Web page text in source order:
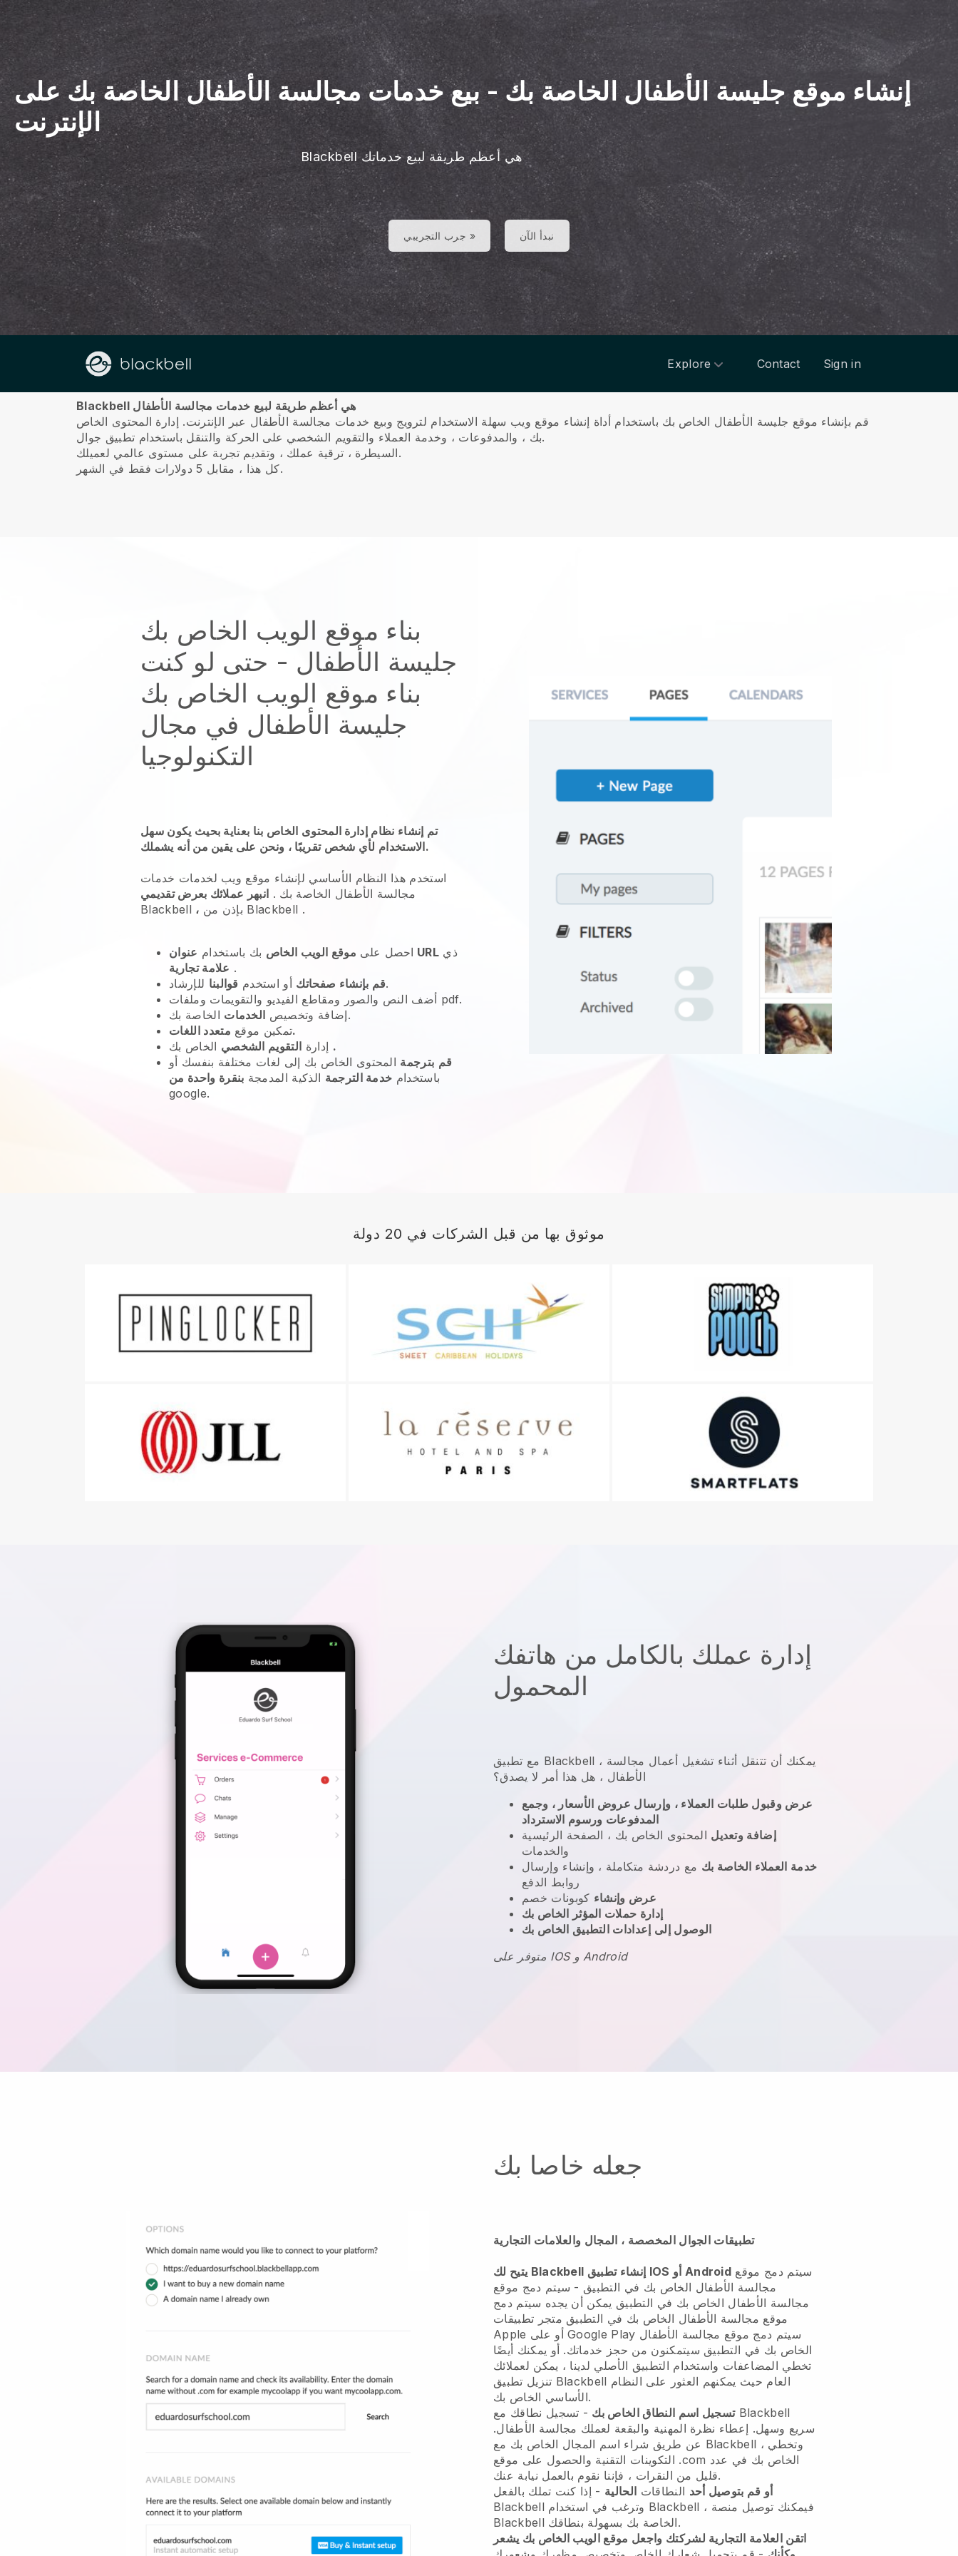
إنشاء موقع جليسة الأطفال الخاصة بك-بيع خدمات مجالسة الأطفال الخاصة بك على
الإنترنت
Blackbell هي أعظم طريقة لبيع خدماتك
جرب التجريبي » نبدأ الآن
Explore Contact Sign in
معلومات عنا
Blackbell هي أعظم طريقة لبيع خدمات مجالسة الأطفال
قم بإنشاء موقع جليسة الأطفال الخاص بك باستخدام أداة إنشاء موقع ويب سهلة الاستخدام لترويج وبيع خدمات مجالسة الأطفال عبر الإنترنت. إدارة المحتوى الخاص
بك ، والمدفوعات ، وخدمة العملاء والتقويم الشخصي على الحركة والتنقل باستخدام تطبيق جوال.
السيطرة ، ترقية عملك ، وتقديم تجربة على مستوى عالمي لعميلك.
كل هذا ، مقابل 5 دولارات فقط في الشهر.
بناء موقع الويب الخاص بك
جليسة الأطفال - حتى لو كنت
بناء موقع الويب الخاص بك
جليسة الأطفال في مجال
التكنولوجيا
تم إنشاء نظام إدارة المحتوى الخاص بنا بعناية بحيث يكون سهل
الاستخدام لأي شخص تقريبًا ، ونحن على يقين من أنه يشملك.
استخدم هذا النظام الأساسي لإنشاء موقع ويب لخدمات خدمات
مجالسة الأطفال الخاصة بك . انبهر عملائك بعرض تقديمي
Blackbell ، Blackbell .
احصل على موقع الويب الخاص بك باستخدام عنوان URL ذي
علامة تجارية .
قم بإنشاء صفحاتك أو استخدم قوالبنا
للإرشاد.
أضف النص والصور ومقاطع الفيديو والتقويمات وملفات pdf.
إضافة وتخصيص الخدمات
الخاصة بك.
تمكين موقعمتعدد اللغات.
إدارة التقويم الشخصي
.
قم بترجمة المحتوى الخاص بك إلى لغات مختلفة بنفسك أو
باستخدام خدمة الترجمة الذكية المدمجة بنقرة واحدة من
google.
موثوق بها من قبل الشركات في 20 دولة
إدارة عملك بالكامل من هاتفك
المحمول
Blackbell ، يمكنك أن تتنقل أثناء تشغيل أعمال مجالسة
الأطفال ، هل هذا أمر لا يصدق؟
عرض وقبول طلبات العملاء ، وإرسال عروض الأسعار ، وجمع
المدفوعات ورسوم الاسترداد
إضافة وتعديل المحتوى الخاص بك ، الصفحة الرئيسية
والخدمات
خدمة العملاء الخاصة بك مع دردشة متكاملة ، وإنشاء وإرسال
روابط الدفع
عرض وإنشاء كوبونات خصم
إدارة حملات المؤثر الخاص بك
الوصول إلى إعدادات التطبيق الخاص بك
متوفر على IOS و Android
جعله خاصا بك
تطبيقات الجوال المخصصة ، المجال والعلامات التجارية
يتيح لك Blackbell إنشاء تطبيق IOS أو Android سيتم دمج موقع
مجالسة الأطفال الخاص بك في التطبيق - سيتم دمج موقع
مجالسة الأطفال الخاص بك في التطبيق يمكن أن يجده سيتم دمج
موقع مجالسة الأطفال الخاص بك في التطبيق متجر تطبيقات
Apple أو على Google Play سيتم دمج موقع مجالسة الأطفال
الخاص بك في التطبيق سيتمكنون من حجز خدماتك. أو يمكنك أيضًا
تخطي المضاعفات واستخدام التطبيق الأصلي لدينا ، يمكن لعملائك
Blackbell
الأساسي الخاص بك.
تسجيل اسم النطاق الخاص بك- تسجيل نطاقك مع Blackbell
سريع وسهل. إعطاء نظرة المهنية والبقعة لعملك مجالسة الأطفال.
Blackbell ، وتخطي
التكوينات التقنية والحصول على موقع .com الخاص بك في عدد
قليل من النقرات ، فإننا نقوم بالعمل نيابة عنك.
أو قم بتوصيل أحد النطاقات الحالية - إذا كنت تملك بالفعل
Blackbell
Blackbell
، فيمكنك توصيل منصة
Blackbell
الخاصة بك بسهولة بنطاقك.
اتقن العلامة التجارية لشركتك واجعل موقع الويب الخاص بك يشعر